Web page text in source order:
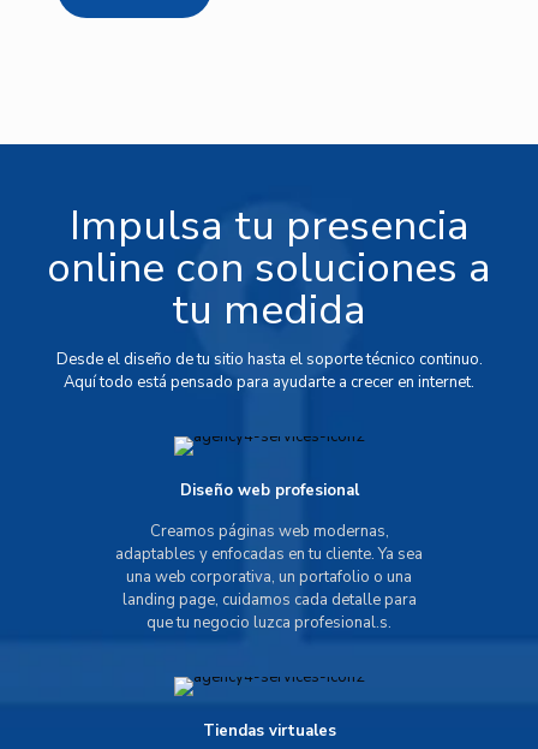
Impulsa tu presencia
online con soluciones a
tu medida
Desde el diseño de tu sitio hasta el soporte técnico continuo.
Aquí todo está pensado para ayudarte a crecer en internet.
Diseño web profesional
Creamos páginas web modernas,
adaptables y enfocadas en tu cliente. Ya sea
una web corporativa, un portafolio o una
landing page, cuidamos cada detalle para
que tu negocio luzca profesional.s.
Tiendas virtuales